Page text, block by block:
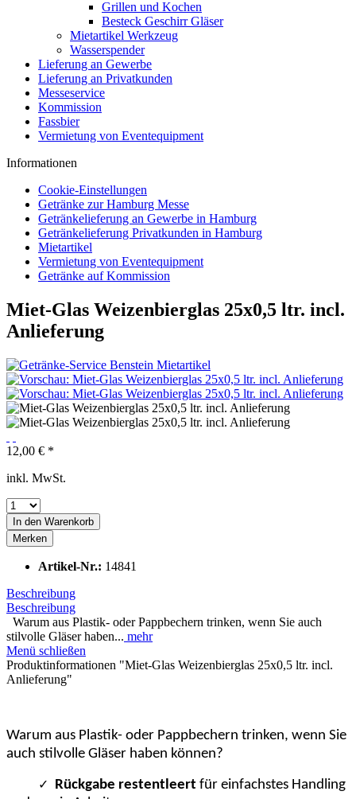
Grillen und Kochen
Besteck Geschirr Gläser
Mietartikel Werkzeug
Wasserspender
Lieferung an Gewerbe
Lieferung an Privatkunden
Messeservice
Kommission
Fassbier
Vermietung von Eventequipment
Informationen
Cookie-Einstellungen
Getränke zur Hamburg Messe
Getränkelieferung an Gewerbe in Hamburg
Getränkelieferung Privatkunden in Hamburg
Mietartikel
Vermietung von Eventequipment
Getränke auf Kommission
Miet-Glas Weizenbierglas 25x0,5 ltr. incl.
Anlieferung
12,00 € *
inkl. MwSt.
In den Warenkorb
Merken
Artikel-Nr.: 14841
Beschreibung
Beschreibung
Warum aus Plastik- oder Pappbechern trinken, wenn Sie auch
stilvolle Gläser haben... mehr
Menü schließen
Produktinformationen "Miet-Glas Weizenbierglas 25x0,5 ltr. incl.
Anlieferung"
Warum aus Plastik- oder Pappbechern trinken, wenn Sie
auch stilvolle Gläser haben können?
✓ Rückgabe restentleert für einfachstes Handling